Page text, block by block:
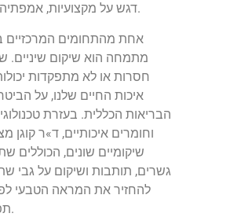
דגש על מקצועיות, אמפתיה ושירות מצוין.
אחת מהתחומים המרכזיים
מתמחה הוא שיקום שיניים.
חסרות או לא מתפקדות
איכות החיים שלנו, על
הבריאות הכללית. בעזרת
וחומרים איכותיים, ד»ר קוגן
שיקומיים שונים, הכוללים
גשרים, תותבות ושיקום על גבי
להחזיר את המראה הטבעי
תפקוד הלעיסה.